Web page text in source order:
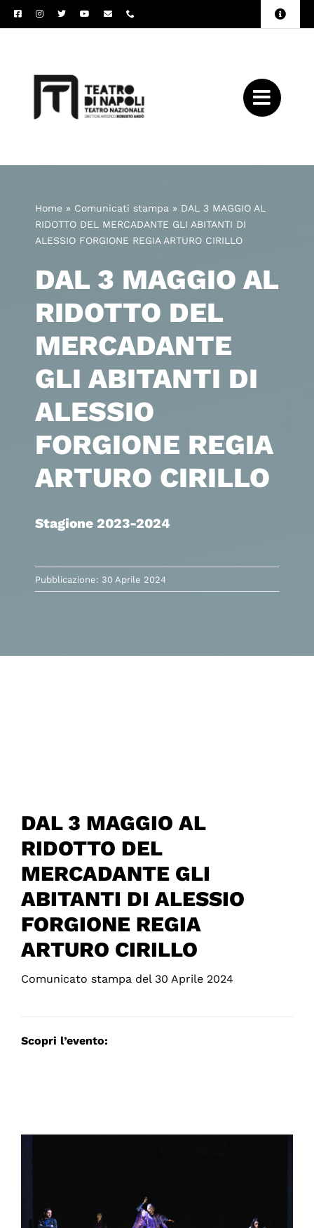
Salta
al
Toggle
Home» Comunicati stampa » DAL 3 MAGGIO AL
RIDOTTO DEL MERCADANTE GLI ABITANTI DI
ALESSIO FORGIONE REGIA ARTURO CIRILLO
DAL 3 MAGGIO AL
RIDOTTO DEL
MERCADANTE
GLI ABITANTI DI
ALESSIO
FORGIONE REGIA
ARTURO CIRILLO
Stagione 2023-2024
Pubblicazione: 30 Aprile 2024
DAL 3 MAGGIO AL
RIDOTTO DEL
MERCADANTE GLI
ABITANTI DI ALESSIO
FORGIONE REGIA
ARTURO CIRILLO
Comunicato stampa del 30 Aprile 2024
Scopri l’evento: